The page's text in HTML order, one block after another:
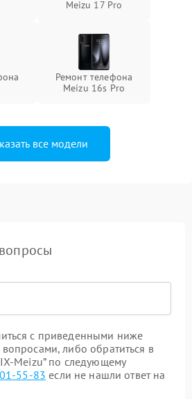
Meizu 17 Pro
Ремонт телефона
Meizu 16s Pro
все модели
с приведенными ниже
либо обратиться в
Meizu” по следующему
55-83 если не нашли ответ на